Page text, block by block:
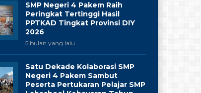
SMP Negeri 4 Pakem Raih
Peringkat Tertinggi Hasil
PPTKAD Tingkat Provinsi DIY
2026
5 bulan yang lalu
Satu Dekade Kolaborasi SMP
Negeri 4 Pakem Sambut
Peserta Pertukaran Pelajar SMP